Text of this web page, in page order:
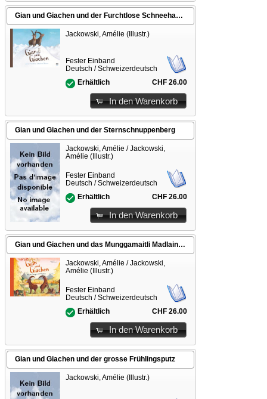
Gian und Giachen und der Furchtlose Schneehase Vincenz
Jackowski, Amélie (Illustr.)
Fester Einband
Deutsch / Schweizerdeutsch
Erhältlich
CHF 26.00
In den Warenkorb
Gian und Giachen und der Sternschnuppenberg
Jackowski, Amélie / Jackowski,
Amélie (Illustr.)
Fester Einband
Deutsch / Schweizerdeutsch
Erhältlich
CHF 26.00
In den Warenkorb
Gian und Giachen und das Munggamaitli Madlaina
Jackowski, Amélie / Jackowski,
Amélie (Illustr.)
Fester Einband
Deutsch / Schweizerdeutsch
Erhältlich
CHF 26.00
In den Warenkorb
Gian und Giachen und der grosse Frühlingsputz
Jackowski, Amélie (Illustr.)